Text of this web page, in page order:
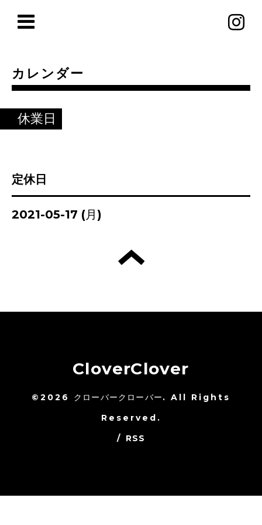
カレンダー
休業日
定休日
2021-05-17 (月)
CloverClover
©2026 クローバークローバー. All Rights
Reserved.
/ RSS